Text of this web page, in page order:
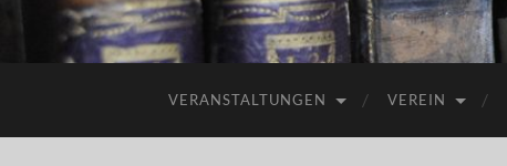
VERANSTALTUNGEN VEREIN